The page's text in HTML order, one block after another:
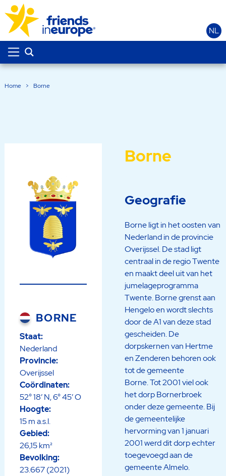
NL
Home > Borne
BORNE
Staat:
Nederland
Provincie:
Overijssel
Coördinaten:
52° 18′ N, 6° 45′ O
Hoogte:
15 m a.s.l.
Gebied:
26,15 km²
Bevolking:
23.667 (2021)
Borne
Geografie
Borne ligt in het oosten van
Nederland in de provincie
Overijssel. De stad ligt
centraal in de regio Twente
en maakt deel uit van het
jumelageprogramma
Twente. Borne grenst aan
Hengelo en wordt slechts
door de A1 van deze stad
gescheiden. De
dorpskernen van Hertme
en Zenderen behoren ook
tot de gemeente
Borne. Tot 2001 viel ook
het dorp Bornerbroek
onder deze gemeente. Bij
de gemeentelijke
hervorming van 1 januari
2001 werd dit dorp echter
toegevoegd aan de
gemeente Almelo.